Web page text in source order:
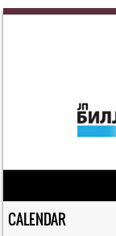
Skip to content
CALENDAR